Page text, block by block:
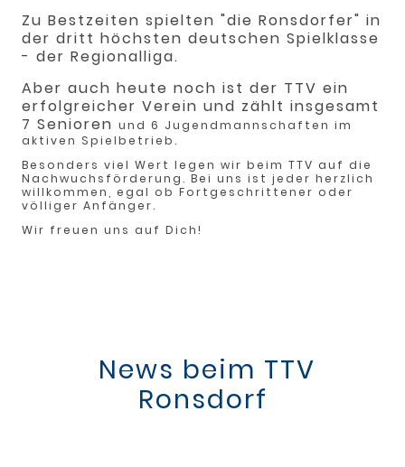
Zu Bestzeiten spielten "die Ronsdorfer" in
der dritt höchsten deutschen Spielklasse
- der Regionalliga.
Aber auch heute noch ist der TTV ein
erfolgreicher Verein und zählt insgesamt
7 Senioren und 6 Jugendmannschaften im
aktiven Spielbetrieb.
Besonders viel Wert legen wir beim TTV auf die
Nachwuchsförderung. Bei uns ist jeder herzlich
willkommen, egal ob Fortgeschrittener oder
völliger Anfänger.
Wir freuen uns auf Dich!
News beim TTV
Ronsdorf